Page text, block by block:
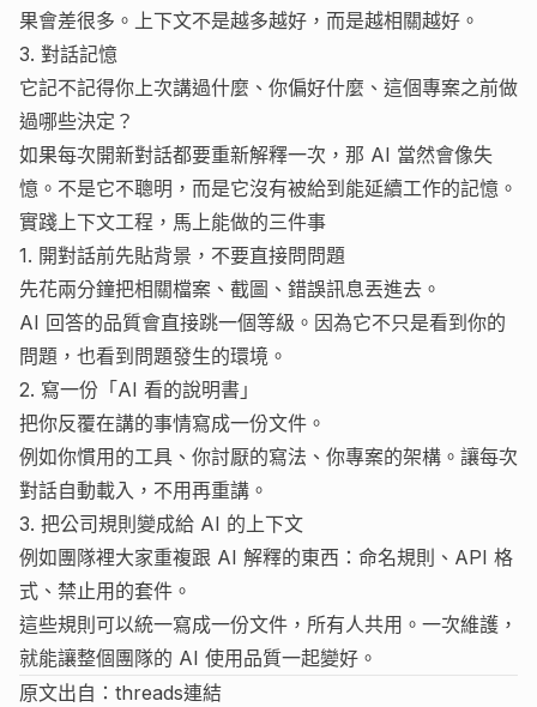
果會差很多。上下文不是越多越好，而是越相關越好。
3. 對話記憶
它記不記得你上次講過什麼、你偏好什麼、這個專案之前做
過哪些決定？
如果每次開新對話都要重新解釋一次，那 AI 當然會像失
憶。不是它不聰明，而是它沒有被給到能延續工作的記憶。
實踐上下文工程，馬上能做的三件事
1. 開對話前先貼背景，不要直接問問題
先花兩分鐘把相關檔案、截圖、錯誤訊息丟進去。
AI 回答的品質會直接跳一個等級。因為它不只是看到你的
問題，也看到問題發生的環境。
2. 寫一份「AI 看的說明書」
把你反覆在講的事情寫成一份文件。
例如你慣用的工具、你討厭的寫法、你專案的架構。讓每次
對話自動載入，不用再重講。
3. 把公司規則變成給 AI 的上下文
例如團隊裡大家重複跟 AI 解釋的東西：命名規則、API 格
式、禁止用的套件。
這些規則可以統一寫成一份文件，所有人共用。一次維護，
就能讓整個團隊的 AI 使用品質一起變好。
原文出自： threads連結